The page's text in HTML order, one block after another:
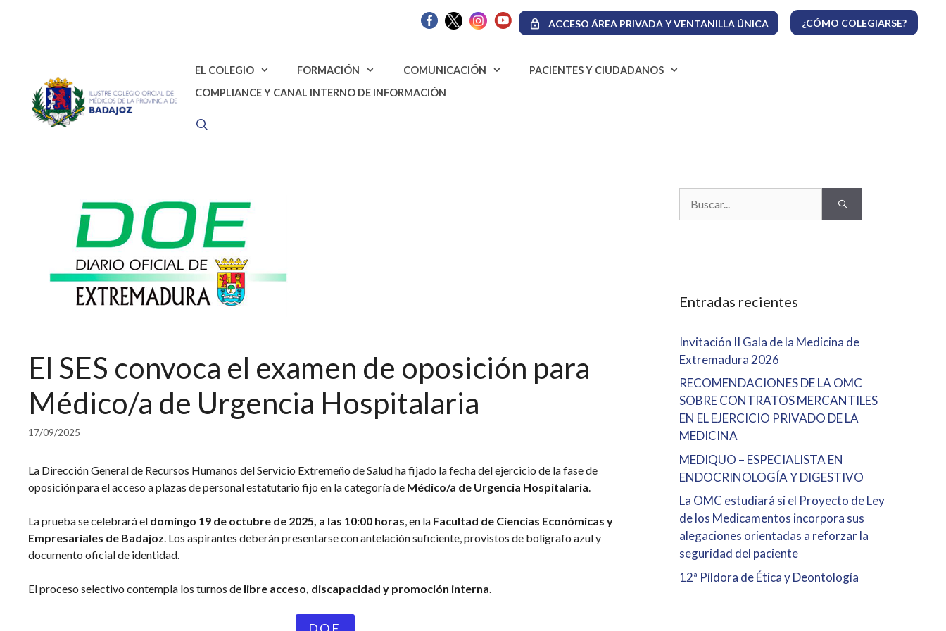
ACCESO ÁREA PRIVADA Y VENTANILLA ÚNICA ¿CÓMO COLEGIARSE?
EL COLEGIO FORMACIÓN COMUNICACIÓN
PACIENTES Y CIUDADANOS
COMPLIANCE Y CANAL INTERNO DE INFORMACIÓN
El SES convoca el examen de oposición para
Médico/a de Urgencia Hospitalaria
17/09/2025
La Dirección General de Recursos Humanos del Servicio Extremeño de Salud ha fijado la fecha del ejercicio de la fase de
oposición para el acceso a plazas de personal estatutario fijo en la categoría de Médico/a de Urgencia Hospitalaria
La prueba se celebrará el domingo 19 de octubre de 2025, a las 10:00 horas , en la Facultad de Ciencias Económicas y
Empresariales de Badajoz . Los aspirantes deberán presentarse con antelación suficiente, provistos de bolígrafo azul y
documento oficial de identidad.
El proceso selectivo contempla los turnos de libre acceso, discapacidad y promoción interna
Entradas recientes
Invitación II Gala de la Medicina de
Extremadura 2026
RECOMENDACIONES DE LA OMC
SOBRE CONTRATOS MERCANTILES
EN EL EJERCICIO PRIVADO DE LA
MEDICINA
MEDIQUO – ESPECIALISTA EN
ENDOCRINOLOGÍA Y DIGESTIVO
La OMC estudiará si el Proyecto de Ley
de los Medicamentos incorpora sus
alegaciones orientadas a reforzar la
seguridad del paciente
12ª Píldora de Ética y Deontología